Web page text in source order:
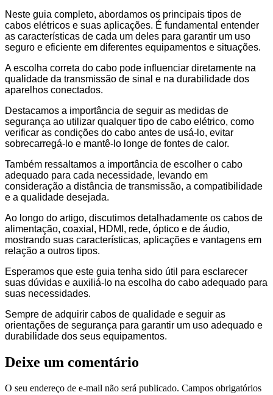
Neste guia completo, abordamos os principais tipos de
cabos elétricos e suas aplicações. É fundamental entender
as características de cada um deles para garantir um uso
seguro e eficiente em diferentes equipamentos e situações.
A escolha correta do cabo pode influenciar diretamente na
qualidade da transmissão de sinal e na durabilidade dos
aparelhos conectados.
Destacamos a importância de seguir as medidas de
segurança ao utilizar qualquer tipo de cabo elétrico, como
verificar as condições do cabo antes de usá-lo, evitar
sobrecarregá-lo e mantê-lo longe de fontes de calor.
Também ressaltamos a importância de escolher o cabo
adequado para cada necessidade, levando em
consideração a distância de transmissão, a compatibilidade
e a qualidade desejada.
Ao longo do artigo, discutimos detalhadamente os cabos de
alimentação, coaxial, HDMI, rede, óptico e de áudio,
mostrando suas características, aplicações e vantagens em
relação a outros tipos.
Esperamos que este guia tenha sido útil para esclarecer
suas dúvidas e auxiliá-lo na escolha do cabo adequado para
suas necessidades.
Sempre de adquirir cabos de qualidade e seguir as
orientações de segurança para garantir um uso adequado e
durabilidade dos seus equipamentos.
Deixe um comentário
O seu endereço de e-mail não será publicado. Campos obrigatórios